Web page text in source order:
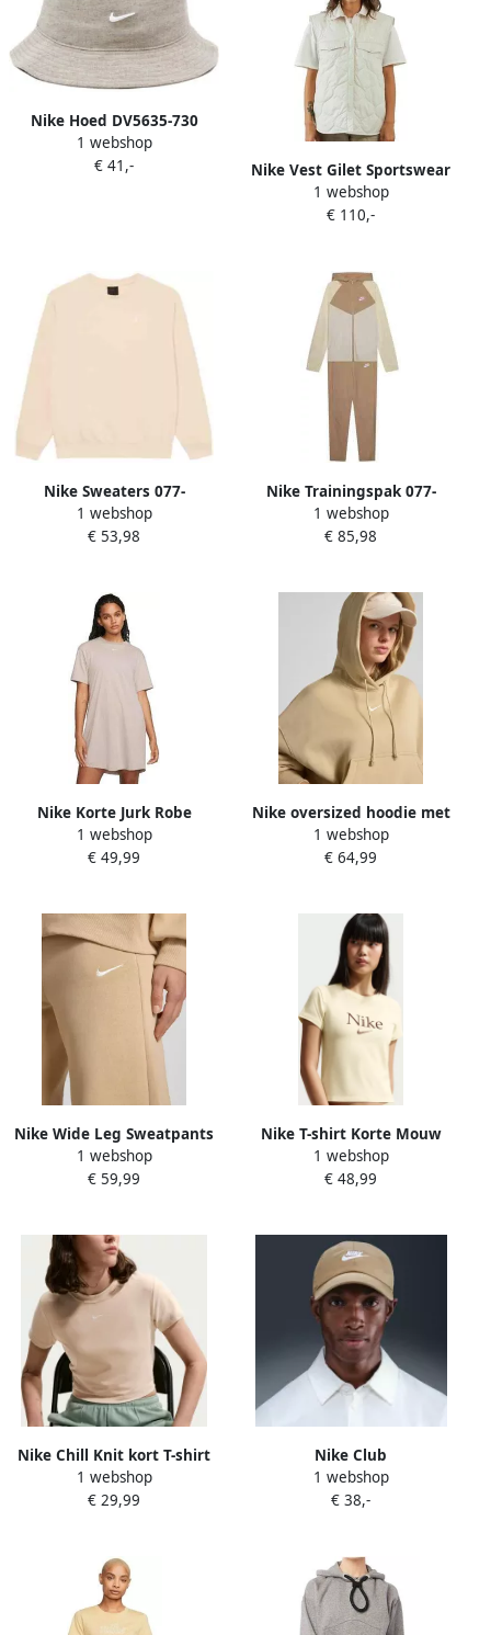
Nike Hoed DV5635-730
1 webshop
€ 41,-
Nike Vest Gilet Sportswear
Essentials Oversize
1 webshop
€ 110,-
Nike Sweaters 077-
52141298876755
1 webshop
€ 53,98
Nike Trainingspak 077-
50622067016019
1 webshop
€ 85,98
Nike Korte Jurk Robe
Essentielle Oversize
1 webshop
€ 49,99
Nike oversized hoodie met
logo
1 webshop
€ 64,99
Nike Wide Leg Sweatpants
met logo model 'Phoenix'
1 webshop
€ 59,99
Nike T-shirt Korte Mouw
Sportswear Trend
1 webshop
€ 48,99
Nike Chill Knit kort T-shirt
voor dames Bruin
1 webshop
€ 29,99
Nike Club
ongestructureerde Futura
Wash pet Bruin
1 webshop
€ 38,-